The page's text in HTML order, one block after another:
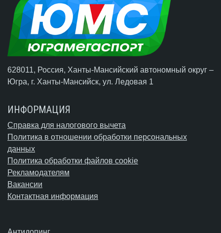
628011, Россия, Ханты-Мансийский автономный округ –
Югра, г. Ханты-Мансийск, ул. Ледовая 1
ИНФОРМАЦИЯ
Справка для налогового вычета
Политика в отношении обработки персональных
данных
Политика обработки файлов cookie
Рекламодателям
Вакансии
Контактная информация